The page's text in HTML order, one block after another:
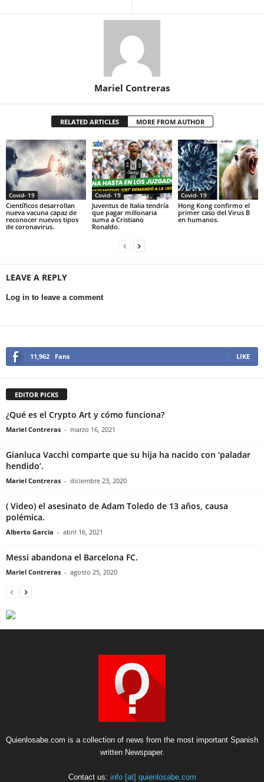
Mariel Contreras
RELATED ARTICLES MORE FROM AUTHOR
Covid- 19
Científicos desarrollan
nueva vacuna capaz de
reconocer nuevos tipos
de coronavirus.
Covid- 19
Juventus de Italia tendría
que pagar millonaria
suma a Cristiano
Ronaldo.
Covid- 19
Hong Kong confirmo el
primer caso del Virus B
en humanos.
LEAVE A REPLY
Log in to leave a comment
11,962 Fans LIKE
EDITOR PICKS
¿Qué es el Crypto Art y cómo funciona?
Mariel Contreras - marzo 16, 2021
Gianluca Vacchi comparte que su hija ha nacido con ‘paladar
hendido’.
Mariel Contreras - diciembre 23, 2020
( Video) el asesinato de Adam Toledo de 13 años, causa
polémica.
Alberto Garcia - abril 16, 2021
Messi abandona el Barcelona FC.
Mariel Contreras - agosto 25, 2020
Quienlosabe.com is a collection of news from the most important Spanish
written Newspaper.
Contact us: info [at] quienlosabe.com